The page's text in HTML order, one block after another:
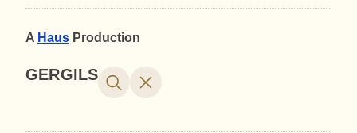
A Haus Production
GERGILS